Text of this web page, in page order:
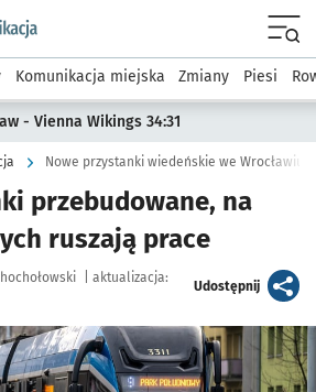
podserwis: Komunikacja
Komunikacja miejska Zmiany Piesi
- Vienna Wikings 34:31
Nowe przystanki wiedeńskie we Wrocławiu
przebudowane, na
ruszają prace
aktualizacja:
Udostępnijartykuł